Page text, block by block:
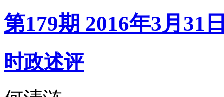
第179期 2016年3月31
时政述评